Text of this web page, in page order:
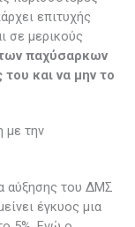
επιτυχής
σε μερικούς
παχύσαρκων
και να μην το
με την
αύξησης του ΔΜΣ
έγκυος μια